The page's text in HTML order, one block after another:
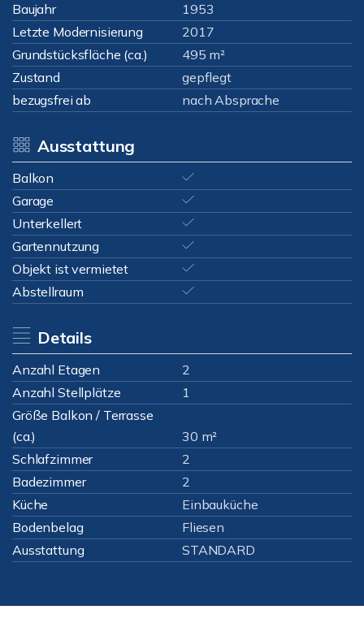
Baujahr
1953
Letzte Modernisierung
2017
Grundstücksfläche (ca.)
495 m²
Zustand
gepflegt
bezugsfrei ab
nach Absprache
Ausstattung
Balkon
Garage
Unterkellert
Gartennutzung
Objekt ist vermietet
Abstellraum
Details
Anzahl Etagen
2
Anzahl Stellplätze
1
Größe Balkon / Terrasse
(ca.)
30 m²
Schlafzimmer
2
Badezimmer
2
Küche
Einbauküche
Bodenbelag
Fliesen
Ausstattung
STANDARD